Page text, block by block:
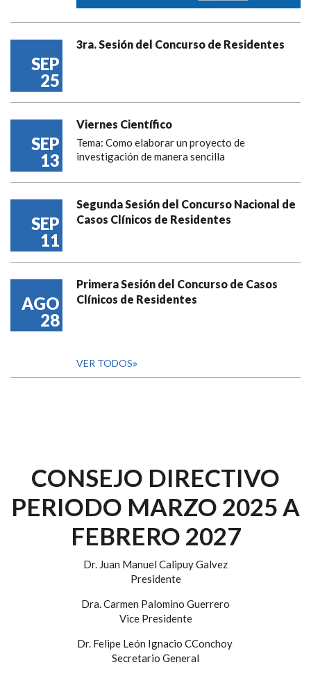
SEP
25
3ra. Sesión del Concurso de Residentes
SEP
13
Viernes Científico
Tema: Como elaborar un proyecto de
investigación de manera sencilla
SEP
11
Segunda Sesión del Concurso Nacional de
Casos Clínicos de Residentes
AGO
28
Primera Sesión del Concurso de Casos
Clínicos de Residentes
VER TODOS
CONSEJO DIRECTIVO
PERIODO MARZO 2025 A
FEBRERO 2027
Dr. Juan Manuel Calipuy Galvez
Presidente
Dra. Carmen Palomino Guerrero
Vice Presidente
Dr. Felipe León Ignacio CConchoy
Secretario General